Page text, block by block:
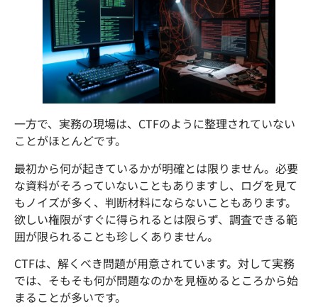
一方で、実務の現場は、CTFのように整理されていない
ことがほとんどです。
最初から何が起きているかが明確とは限りません。必要
な資料がそろっていないこともありますし、ログを見て
もノイズが多く、判断材料にならないこともあります。
欲しい権限がすぐに得られるとは限らず、調査できる範
囲が限られることも珍しくありません。
CTFは、解くべき問題が用意されています。対して実務
では、そもそも何が問題なのかを見極めるところから始
まることが多いです。